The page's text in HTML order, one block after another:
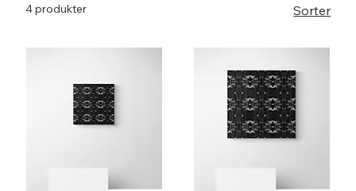
4 produkter Sorter